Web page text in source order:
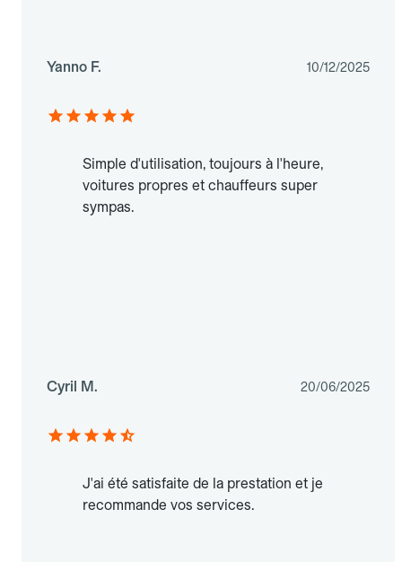
Yanno F. 10/12/2025
Simple d'utilisation, toujours à l'heure,
voitures propres et chauffeurs super
sympas.
Cyril M. 20/06/2025
J'ai été satisfaite de la prestation et je
recommande vos services.